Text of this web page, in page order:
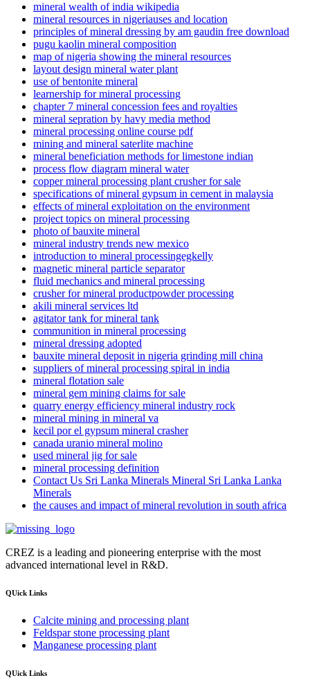
mineral wealth of india wikipedia
mineral resources in nigeriauses and location
principles of mineral dressing by am gaudin free download
pugu kaolin mineral composition
map of nigeria showing the mineral resources
layout design mineral water plant
use of bentonite mineral
learnership for mineral processing
chapter 7 mineral concession fees and royalties
mineral sepration by havy media method
mineral processing online course pdf
mining and mineral saterlite machine
mineral beneficiation methods for limestone indian
process flow diagram mineral water
copper mineral processing plant crusher for sale
specifications of mineral gypsum in cement in malaysia
effects of mineral exploitation on the environment
project topics on mineral processing
photo of bauxite mineral
mineral industry trends new mexico
introduction to mineral processingegkelly
magnetic mineral particle separator
fluid mechanics and mineral processing
crusher for mineral productpowder processing
akili mineral services ltd
agitator tank for mineral tank
communition in mineral processing
mineral dressing adopted
bauxite mineral deposit in nigeria grinding mill china
suppliers of mineral processing spiral in india
mineral flotation sale
mineral gem mining claims for sale
quarry energy efficiency mineral industry rock
mineral mining in mineral va
kecil por el gypsum mineral crasher
canada uranio mineral molino
used mineral jig for sale
mineral processing definition
Contact Us Sri Lanka Minerals Mineral Sri Lanka Lanka
Minerals
the causes and impact of mineral revolution in south africa
CREZ is a leading and pioneering enterprise with the most
advanced international level in R&D.
QUick Links
Calcite mining and processing plant
Feldspar stone processing plant
Manganese processing plant
QUick Links